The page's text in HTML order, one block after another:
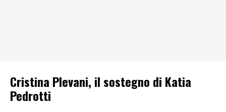
Cristina Plevani, il sostegno di Katia
Pedrotti